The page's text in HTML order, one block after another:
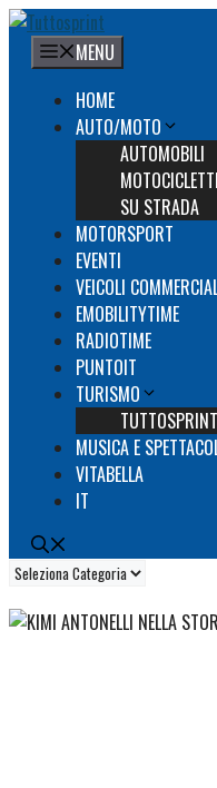
Vai
contenuto
MENU
HOME
AUTO/MOTO
AUTOMOBILI
SU STRADA
MOTORSPORT
EVENTI
VEICOLI
EMOBILITYTIME
RADIOTIME
PUNTOIT
TURISMO
MUSICA E
VITABELLA
IT
Categorie